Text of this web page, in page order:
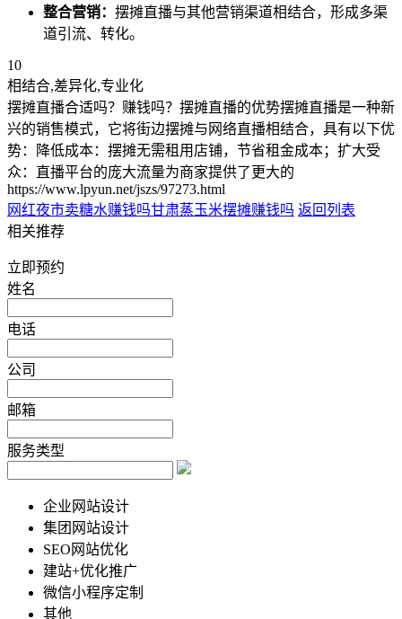
整合营销： 摆摊直播与其他营销渠道相结合，形成多渠
道引流、转化。
10
相结合,差异化,专业化
摆摊直播合适吗？赚钱吗？摆摊直播的优势摆摊直播是一种新
兴的销售模式，它将街边摆摊与网络直播相结合，具有以下优
势：降低成本：摆摊无需租用店铺，节省租金成本；扩大受
众：直播平台的庞大流量为商家提供了更大的
https://www.lpyun.net/jszs/97273.html
网红夜市卖糖水赚钱吗甘肃蒸玉米摆摊赚钱吗 返回列表
相关推荐
立即预约
姓名
电话
公司
邮箱
服务类型
企业网站设计
集团网站设计
SEO网站优化
建站+优化推广
微信小程序定制
其他